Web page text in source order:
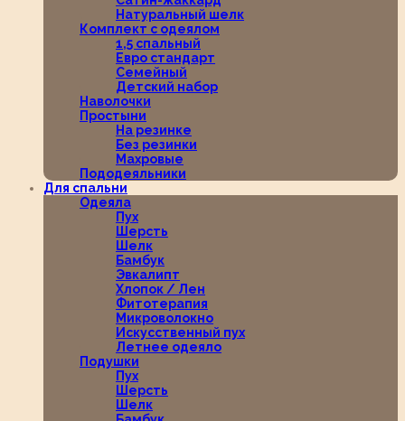
Натуральный шелк
Комплект с одеялом
1,5 спальный
Евро стандарт
Семейный
Детский набор
Наволочки
Простыни
На резинке
Без резинки
Махровые
Пододеяльники
Для спальни
Одеяла
Пух
Шерсть
Шелк
Бамбук
Эвкалипт
Хлопок / Лен
Фитотерапия
Микроволокно
Искусственный пух
Летнее одеяло
Подушки
Пух
Шерсть
Шелк